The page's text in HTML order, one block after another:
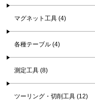
マグネット工具 (4)
各種テーブル (4)
測定工具 (8)
ツーリング・切削工具 (12)